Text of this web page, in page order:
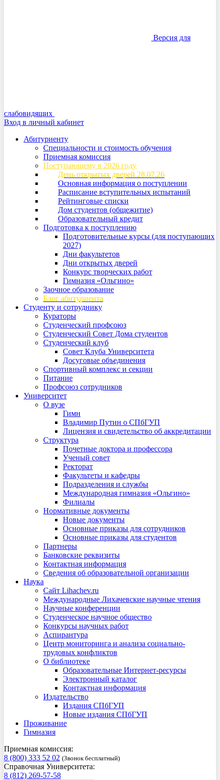
Версия для
слабовидящих
Вход в личный кабинет
Абитуриенту
Специальности и стоимость обучения
Приемная комиссия
Поступающему в 2026 году
День открытых дверей 28.07.26
Основная информация о поступлении
Расписание вступительных испытаний
Рейтинговые списки
Дом студентов (общежитие)
Образовательный кредит
Подготовка к поступлению
Подготовительные курсы (для поступающих
2027)
Дни факультетов
Дни открытых дверей
Конкурс творческих работ
Гимназия «Ольгино»
Заочное образование
Блог абитуриента
Студенту и сотруднику
Кураторы
Студенческий профсоюз
Студенческий Совет Дома студентов
Студенческий клуб
Совет Клуба Университета
Досуговые объединения
Спортивный комплекс и секции
Питание
Профсоюз сотрудников
Университет
О вузе
Гимн
Владимир Путин о СПбГУП
Лицензия и свидетельство об аккредитации
Структура
Почетные доктора и профессора
Ученый совет
Ректорат
Факультеты и кафедры
Подразделения и службы
Международная гимназия «Ольгино»
Филиалы
Нормативные документы
Новые документы
Основные приказы для сотрудников
Основные приказы для студентов
Партнеры
Банковские реквизиты
Контактная информация
Сведения об образовательной организации
Наука
Сайт Lihachev.ru
Международные Лихачевские научные чтения
Научные конференции
Студенческое научное общество
Конкурсы научных работ
Аспирантура
Центр мониторинга и анализа социально-
трудовых конфликтов
О библиотеке
Образовательные Интернет-ресурсы
Электронный каталог
Контактная информация
Издательство
Издания СПбГУП
Новые издания СПбГУП
Проживание
Гимназия
Приемная комиссия:
8 (800) 333 52 02 (Звонок бесплатный)
Справочная Университета:
8 (812) 269-57-58